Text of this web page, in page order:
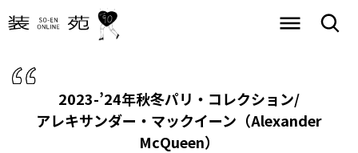
2023-’24年秋冬パリ・コレクション/
アレキサンダー・マックイーン（Alexander
McQueen）